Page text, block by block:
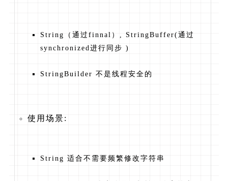
String（通过finnal）, StringBuffer(通过
synchronized进行同步 )
StringBuilder 不是线程安全的
使用场景:
String 适合不需要频繁修改字符串